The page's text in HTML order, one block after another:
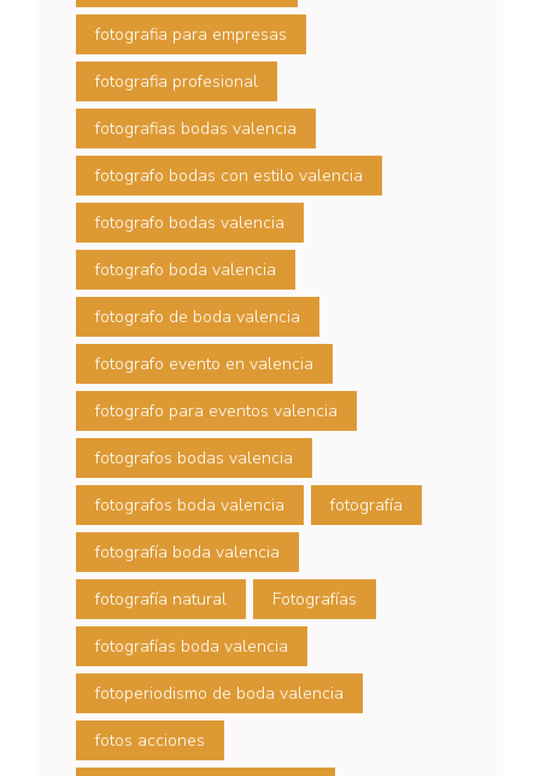
fotografia para empresas
fotografia profesional
fotografias bodas valencia
fotografo bodas con estilo valencia
fotografo bodas valencia
fotografo boda valencia
fotografo de boda valencia
fotografo evento en valencia
fotografo para eventos valencia
fotografos bodas valencia
fotografos boda valencia fotografía
fotografía boda valencia
fotografía natural Fotografías
fotografías boda valencia
fotoperiodismo de boda valencia
fotos acciones